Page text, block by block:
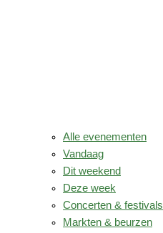
Alle evenementen
Vandaag
Dit weekend
Deze week
Concerten & festivals
Markten & beurzen